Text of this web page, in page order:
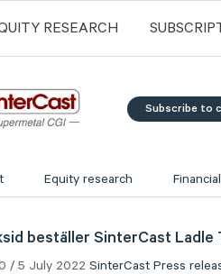
RESEARCH
Subscribe to
Equity research
beställer SinterCast Ladle
/ 5 July 2022 SinterCast Press